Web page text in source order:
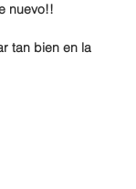
nuevo!!
tan bien en la